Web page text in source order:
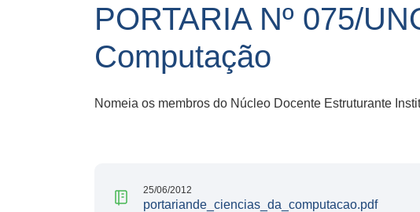
PORTARIA Nº 075/
Computação
Nomeia os membros do Núcleo Docente Estruturante
25/06/2012
portariande_ciencias_da_computacao.pdf